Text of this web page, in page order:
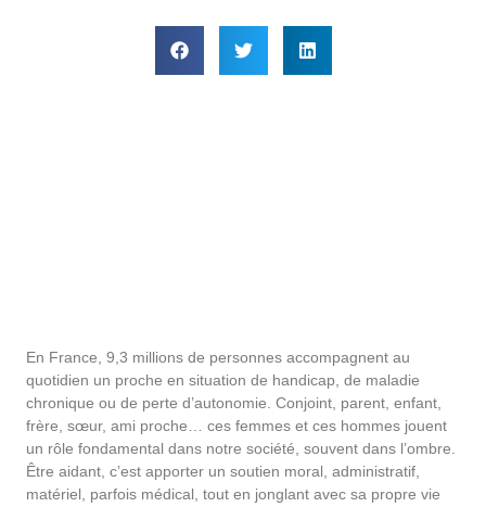
En France, 9,3 millions de personnes accompagnent au
quotidien un proche en situation de handicap, de maladie
chronique ou de perte d’autonomie. Conjoint, parent, enfant,
frère, sœur, ami proche… ces femmes et ces hommes jouent
un rôle fondamental dans notre société, souvent dans l’ombre.
Être aidant, c’est apporter un soutien moral, administratif,
matériel, parfois médical, tout en jonglant avec sa propre vie